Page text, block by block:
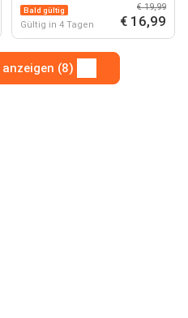
Bald gültig
Gültig in 4 Tagen
€ 19,99
€ 16,99
(8)